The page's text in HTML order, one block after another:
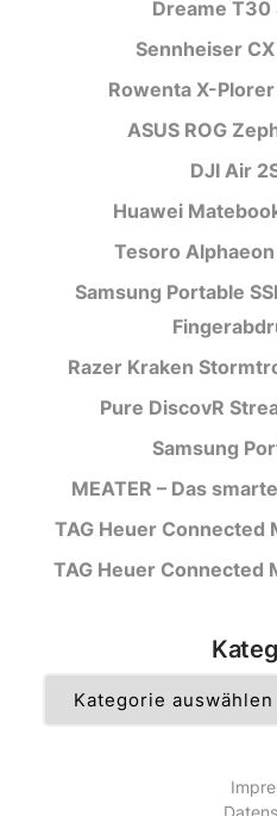
Dreame T30
Sennheiser
Rowenta X-
ASUS ROG
DJI Air
Huawei
Tesoro
Samsung Portable
Razer Kraken
Pure DiscovR
Samsung
MEATER – Das
TAG Heuer Connected
TAG Heuer Connected